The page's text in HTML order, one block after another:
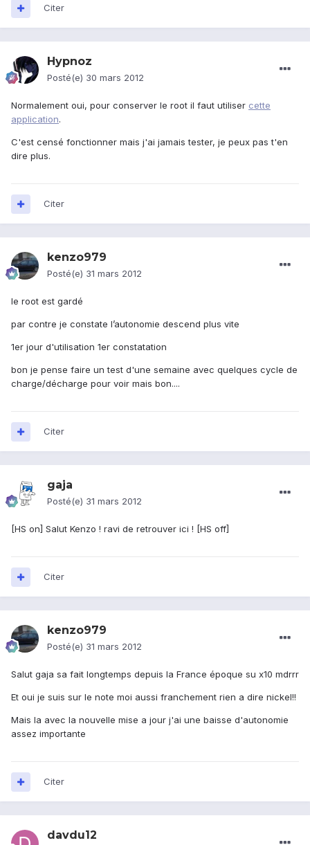
Citer
Hypnoz
Posté(e) 30 mars 2012
Normalement oui, pour conserver le root il faut utiliser cette
application.
C'est censé fonctionner mais j'ai jamais tester, je peux pas t'en
dire plus.
Citer
kenzo979
Posté(e) 31 mars 2012
le root est gardé
par contre je constate l’autonomie descend plus vite
1er jour d'utilisation 1er constatation
bon je pense faire un test d'une semaine avec quelques cycle de
charge/décharge pour voir mais bon....
Citer
gaja
Posté(e) 31 mars 2012
[HS on] Salut Kenzo ! ravi de retrouver ici ! [HS off]
Citer
kenzo979
Posté(e) 31 mars 2012
Salut gaja sa fait longtemps depuis la France époque su x10 mdrrr
Et oui je suis sur le note moi aussi franchement rien a dire nickel!!
Mais la avec la nouvelle mise a jour j'ai une baisse d'autonomie
assez importante
Citer
davdu12